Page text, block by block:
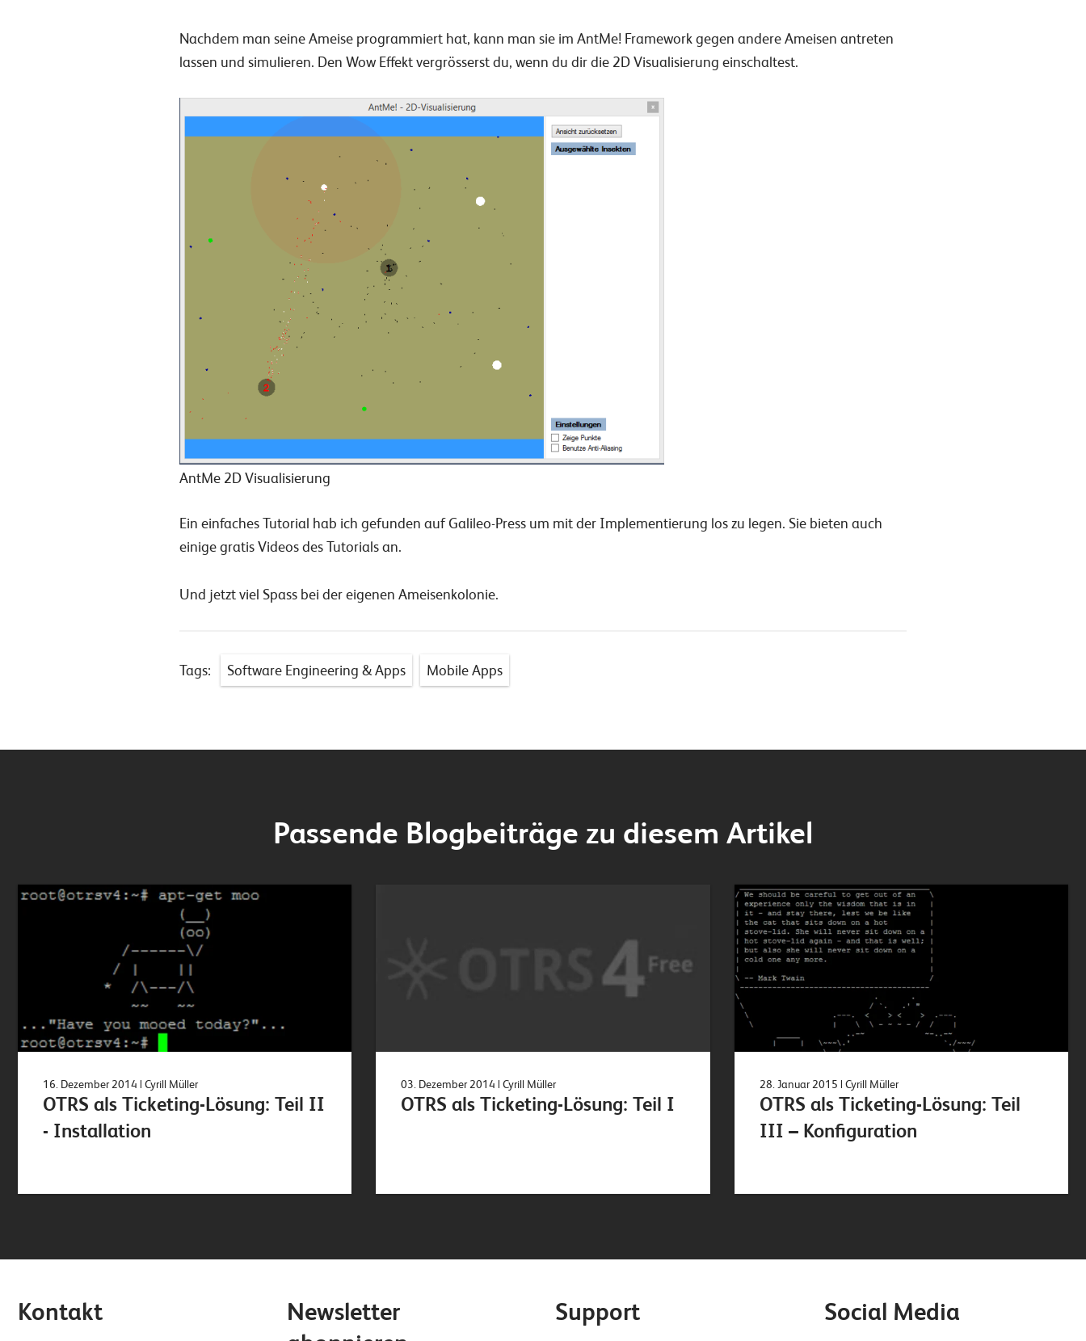
Nachdem man seine Ameise programmiert hat, kann man sie im AntMe! Framework gegen andere Ameisen antreten
lassen und simulieren. Den Wow Effekt vergrösserst du, wenn du dir die 2D Visualisierung einschaltest.
AntMe 2D Visualisierung
Ein einfaches Tutorial hab ich gefunden auf Galileo-Press um mit der Implementierung los zu legen. Sie bieten auch
einige gratis Videos des Tutorials an.
Und jetzt viel Spass bei der eigenen Ameisenkolonie.
Tags: Software Engineering & Apps Mobile Apps
Passende Blogbeiträge zu diesem Artikel
16. Dezember 2014 | Cyrill Müller
OTRS als Ticketing-Lösung: Teil II
- Installation
03. Dezember 2014| Cyrill Müller
OTRS als Ticketing-Lösung: Teil I
28. Januar 2015 | Cyrill Müller
OTRS als Ticketing-Lösung: Teil
III – Konfiguration
Kontakt
Newsletter
Support Social Media